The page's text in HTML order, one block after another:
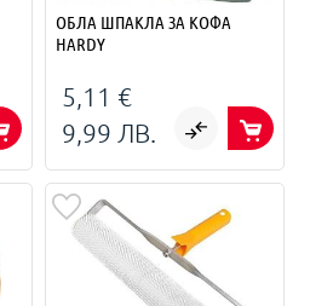
ОБЛА ШПАКЛА ЗА КОФА
HARDY
5,11 €
9,99 ЛВ.